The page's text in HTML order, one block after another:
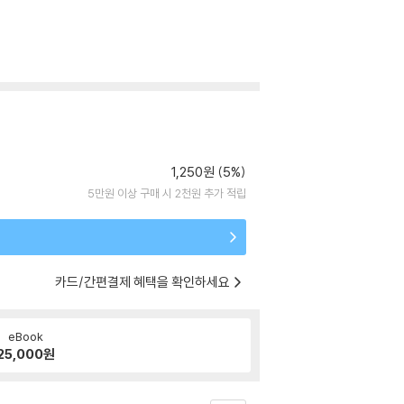
1,250원 (5%)
5만원 이상 구매 시 2천원 추가 적립
카드/간편결제 혜택을 확인하세요
eBook
원